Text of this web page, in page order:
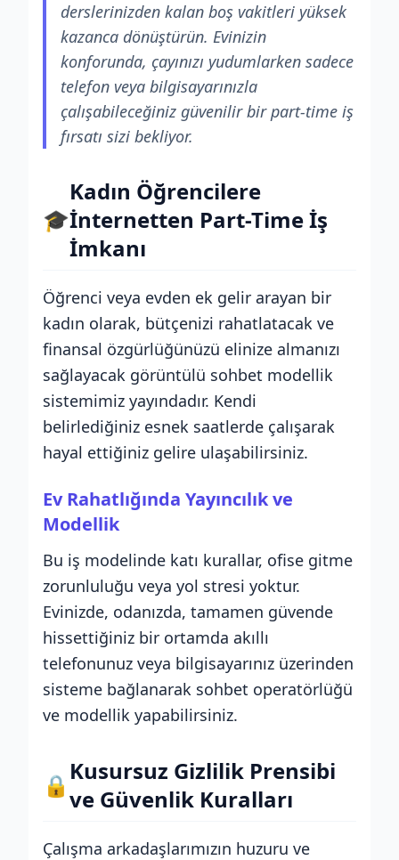
derslerinizden kalan boş vakitleri yüksek
kazanca dönüştürün. Evinizin
konforunda, çayınızı yudumlarken sadece
telefon veya bilgisayarınızla
çalışabileceğiniz güvenilir bir part-time iş
fırsatı sizi bekliyor.
🎓
Kadın Öğrencilere
İnternetten Part-Time İş
İmkanı
Öğrenci veya evden ek gelir arayan bir
kadın olarak, bütçenizi rahatlatacak ve
finansal özgürlüğünüzü elinize almanızı
sağlayacak görüntülü sohbet modellik
sistemimiz yayındadır. Kendi
belirlediğiniz esnek saatlerde çalışarak
hayal ettiğiniz gelire ulaşabilirsiniz.
Ev Rahatlığında Yayıncılık ve
Modellik
Bu iş modelinde katı kurallar, ofise gitme
zorunluluğu veya yol stresi yoktur.
Evinizde, odanızda, tamamen güvende
hissettiğiniz bir ortamda akıllı
telefonunuz veya bilgisayarınız üzerinden
sisteme bağlanarak sohbet operatörlüğü
ve modellik yapabilirsiniz.
🔒 Kusursuz Gizlilik Prensibi
ve Güvenlik Kuralları
Çalışma arkadaşlarımızın huzuru ve